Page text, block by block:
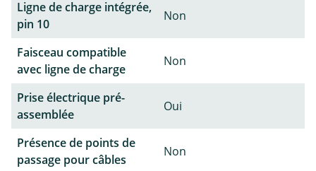
Ligne de charge intégrée,
pin 10
Non
Faisceau compatible
avec ligne de charge
Non
Prise électrique pré-
assemblée
Oui
Présence de points de
passage pour câbles
Non